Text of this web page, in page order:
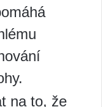
na to, že